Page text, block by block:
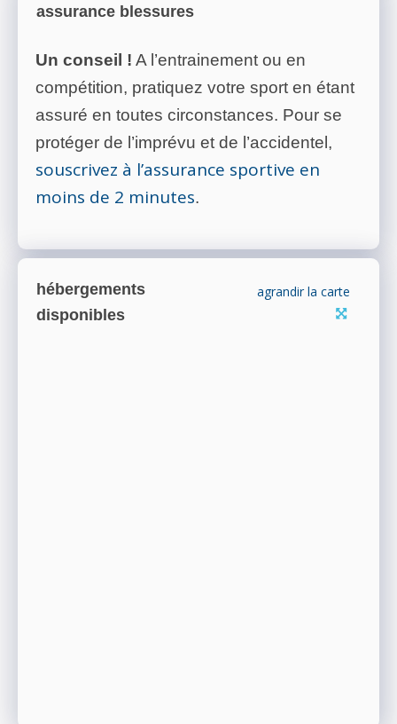
assurance blessures
Un conseil ! A l’entrainement ou en
compétition, pratiquez votre sport en étant
assuré en toutes circonstances. Pour se
protéger de l’imprévu et de l’accidentel,
souscrivez à l’assurance sportive en
moins de 2 minutes.
hébergements
disponibles
agrandir la carte